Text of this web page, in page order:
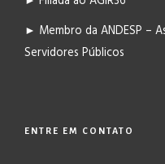
► Membro da ANDESP –
Servidores Públicos
ENTRE EM CONTATO